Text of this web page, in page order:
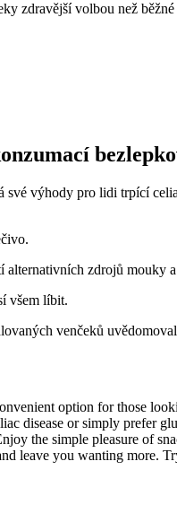
zdravější volbou než
své výhody pro lidi trpící
zdrojů mouky
všem líbit.
venčeků
option for those
disease or simply prefer
the simple pleasure of
leave you wanting more.